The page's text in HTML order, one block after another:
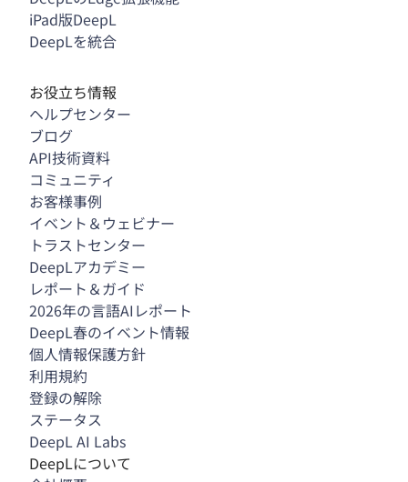
iPad版DeepL
DeepLを統合
お役立ち情報
ヘルプセンター
ブログ
API技術資料
コミュニティ
お客様事例
イベント＆ウェビナー
トラストセンター
DeepLアカデミー
レポート＆ガイド
2026年の言語AIレポート
DeepL春のイベント情報
個人情報保護方針
利用規約
登録の解除
ステータス
DeepL AI Labs
DeepLについて